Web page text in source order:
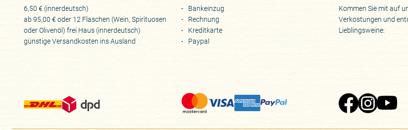
6,50 € (innerdeutsch)
ab 95,00 € oder 12 Flaschen (Wein, Spirituosen
oder Olivenöl) frei Haus (innerdeutsch)
günstige Versandkosten ins Ausland
Bankeinzug
Rechnung
Kreditkarte
Paypal
Kommen Sie mit auf
Verkostungen und
Lieblingsweine: